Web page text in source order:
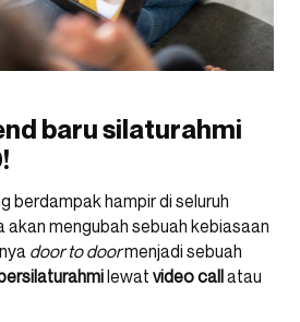
baru silaturahmi
berdampak hampir di seluruh
akan mengubah sebuah kebiasaan
door to doormenjadi sebuah
lewat video callatau